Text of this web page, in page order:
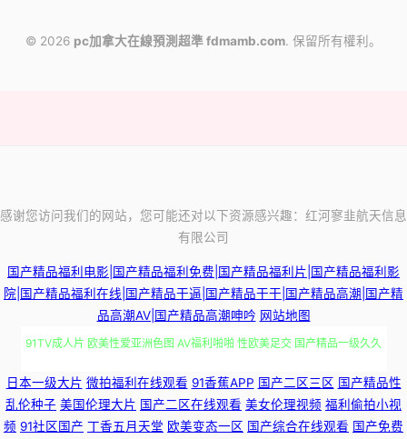
© 2026 pc加拿大在線預測超準 fdmamb.com. 保留所有權利。
感谢您访问我们的网站，您可能还对以下资源感兴趣：红河寥韭航天信息
有限公司
国产精品福利电影|国产精品福利免费|国产精品福利片|国产精品福利影
院|国产精品福利在线|国产精品干逼|国产精品干干|国产精品高潮|国产精
品高潮AV|国产精品高潮呻吟 网站地图
国产亚洲精品中文人 91老司机深夜福利 人人操国产精品 99九九久久 肏屄资
源网 国产欧美 玖玖免费小视频 日韩国产成人在线 先锋影音色色va 最新黑料
日本一级大片 微拍福利在线观看 91香蕉APP 国产二区三区 国产精品性
乱伦种子 美国伦理大片 国产二区在线观看 美女伦理视频 福利偷拍小视
频 91社区国产 丁香五月天堂 欧美变态一区 国产综合在线观看 国产免费